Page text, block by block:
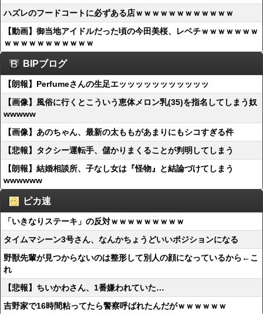
ハズレのフードコートに必ずある店ｗｗｗｗｗｗｗｗｗｗｗｗ
【動画】御当地アイドルだった頃の今田美桜、レベチｗｗｗｗｗｗｗ
ｗｗｗｗｗｗｗｗｗｗｗ
BIPブログ
【朗報】Perfumeさんの生足エッッッッッッッッッッッ
【画像】風俗に行くとこういう恵体メロン乳(35)を指名してしまう奴
wwwww
【画像】あのちゃん、最新の太ももがあまりにもシコすぎる件
【悲報】タクシー運転手、儲かりまくることが判明してしまう
【朗報】結婚相談所、子なし女は『怪物』と結論づけてしまう
wwwwww
ピカ速
「いきなりステーキ」の反対ｗｗｗｗｗｗｗｗｗ
タイムマシーン3号さん、なんかちょうどいいポジションになる
野獣先輩が見つからないのは整形して別人の顔になっているから←こ
れ
【悲報】ちいかわさん、1番嫌われていた…
吉野家で16時間粘ってたら警察呼ばれたんだがｗｗｗｗｗｗ